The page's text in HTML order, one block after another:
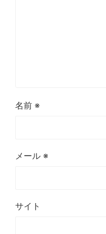
名前 ※
メール ※
サイト